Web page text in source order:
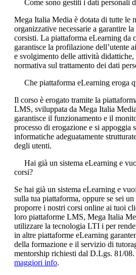
Come sono gestiti i dati personali
Mega Italia Media è dotata di tutte le
organizzative necessarie a garantire
corsisti. La piattaforma eLearning da
garantisce la profilazione dell’utente
e svolgimento delle attività didattiche,
normativa sul trattamento dei dati
Che piattaforma eLearning eroga
Il corso è erogato tramite la
LMS, sviluppata da Mega Italia
garantisce il funzionamento e il
processo di erogazione e si appoggia
informatiche adeguatamente
degli utenti.
Hai già un sistema eLearning e
corsi?
Se hai già un sistema eLearning e
sulla tua piattaforma, oppure se sei
proporre i nostri corsi online ai tuoi
loro piattaforme LMS, Mega Italia
utilizzare la tecnologia LTI i per
in altre piattaforme eLearning
della formazione e il servizio di
mentorship richiesti dal D.Lgs. 81/08.
maggiori info.